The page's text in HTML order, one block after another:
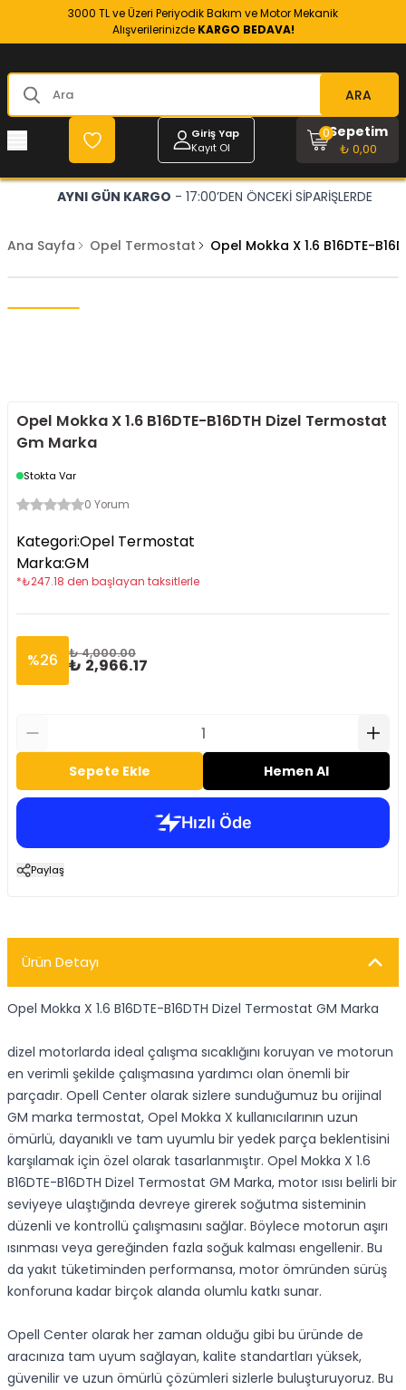
3000 TL ve Üzeri Periyodik Bakım ve Motor Mekanik
Alışverilerinizde KARGO BEDAVA!
ARA
Giriş Yap
Kayıt Ol
Sepetim
₺ 0,00
0
AYNI GÜN KARGO - 17:00’DEN ÖNCEKİ SİPARİŞLERDE
Ana Sayfa Opel Termostat Opel Mokka X 1.6 B16DTE-
Opel Mokka X 1.6 B16DTE-B16DTH Dizel Termostat
Gm Marka
Stokta Var
0 Yorum
Kategori:Opel Termostat
Marka:GM
*₺247.18 den başlayan taksitlerle
%26 ₺ 4,000.00
₺ 2,966.17
Sepete Ekle Hemen Al
Paylaş
Ürün Detayı
Opel Mokka X 1.6 B16DTE-B16DTH Dizel Termostat GM Marka
dizel motorlarda ideal çalışma sıcaklığını koruyan ve motorun
en verimli şekilde çalışmasına yardımcı olan önemli bir
parçadır. Opell Center olarak sizlere sunduğumuz bu orijinal
GM marka termostat, Opel Mokka X kullanıcılarının uzun
ömürlü, dayanıklı ve tam uyumlu bir yedek parça beklentisini
karşılamak için özel olarak tasarlanmıştır. Opel Mokka X 1.6
B16DTE-B16DTH Dizel Termostat GM Marka, motor ısısı belirli bir
seviyeye ulaştığında devreye girerek soğutma sisteminin
düzenli ve kontrollü çalışmasını sağlar. Böylece motorun aşırı
ısınması veya gereğinden fazla soğuk kalması engellenir. Bu
da yakıt tüketiminden performansa, motor ömründen sürüş
konforuna kadar birçok alanda olumlu katkı sunar.
Opell Center olarak her zaman olduğu gibi bu üründe de
aracınıza tam uyum sağlayan, kalite standartları yüksek,
güvenilir ve uzun ömürlü çözümleri sizlerle buluşturuyoruz. Bu